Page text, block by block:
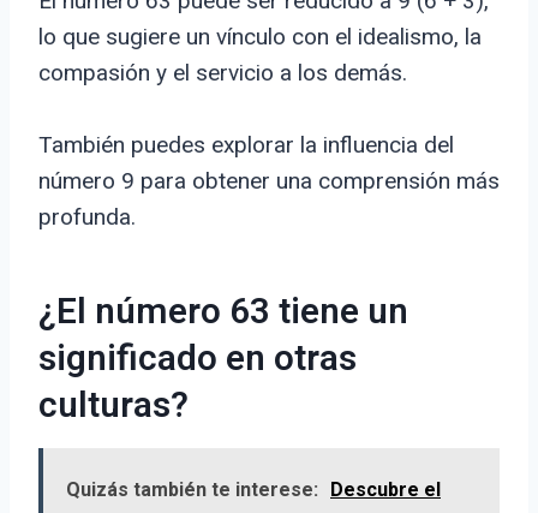
lo que sugiere un vínculo con el idealismo, la
compasión y el servicio a los demás.
También puedes explorar la influencia del
número 9 para obtener una comprensión más
profunda.
¿El número 63 tiene un
significado en otras
culturas?
Quizás también te interese:
Descubre el